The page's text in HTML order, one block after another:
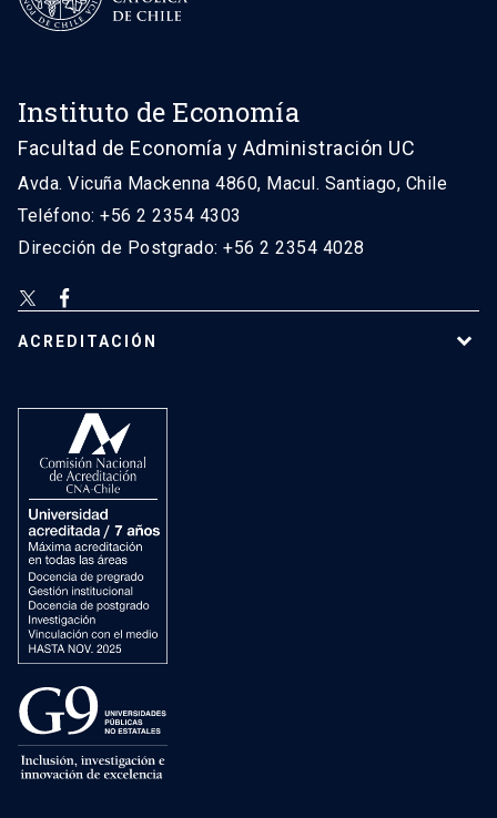
Instituto de Economía
Facultad de Economía y Administración UC
Avda. Vicuña Mackenna 4860, Macul. Santiago, Chile
Teléfono: +56 2 2354 4303
Dirección de Postgrado: +56 2 2354 4028
ACREDITACIÓN